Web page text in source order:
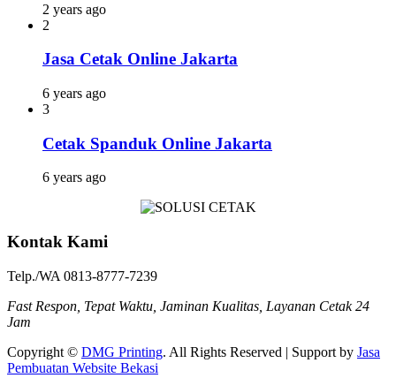
2 years ago
2
Jasa Cetak Online Jakarta
6 years ago
3
Cetak Spanduk Online Jakarta
6 years ago
Kontak Kami
Telp./WA 0813-8777-7239
Fast Respon, Tepat Waktu, Jaminan Kualitas, Layanan Cetak 24
Jam
Copyright © DMG Printing. All Rights Reserved | Support by Jasa
Pembuatan Website Bekasi